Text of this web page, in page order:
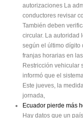
autorizaciones La
conductores revisar
También deben
circular. La autoridad
según el último dígito
franjas horarias en
Restricción vehicular
informó que el
Este jueves, la
jornada,
Ecuador pierde más
Hay datos que un